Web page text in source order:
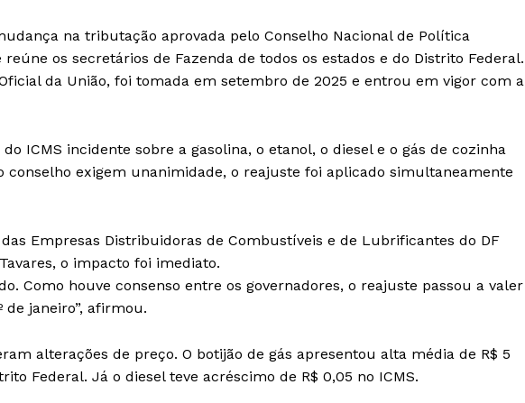
na tributação aprovada pelo Conselho Nacional de Política
reúne os secretários de Fazenda de todos os estados e do Distrito Federal.
da União, foi tomada em setembro de 2025 e entrou em vigor com a
ICMS incidente sobre a gasolina, o etanol, o diesel e o gás de cozinha
conselho exigem unanimidade, o reajuste foi aplicado simultaneamente
Empresas Distribuidoras de Combustíveis e de Lubrificantes do DF
o impacto foi imediato.
Como houve consenso entre os governadores, o reajuste passou a valer
janeiro”, afirmou.
alterações de preço. O botijão de gás apresentou alta média de R$ 5
Federal. Já o diesel teve acréscimo de R$ 0,05 no ICMS.